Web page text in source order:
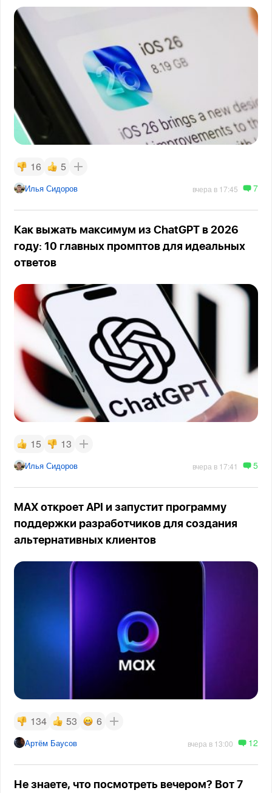
16 5
Илья Сидоров вчера в 17:45 7
Как выжать максимум из ChatGPT в 2026
году: 10 главных промптов для идеальных
ответов
15 13
Илья Сидоров вчера в 17:41 5
MAX откроет API и запустит программу
поддержки разработчиков для создания
альтернативных клиентов
134 53 6
Артём Баусов вчера в 13:00 12
Не знаете, что посмотреть вечером? Вот 7